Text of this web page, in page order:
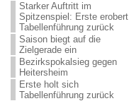
Starker Auftritt im
Spitzenspiel: Erste erobert
Tabellenführung zurück
Saison biegt auf die
Zielgerade ein
Bezirkspokalsieg gegen
Heitersheim
Erste holt sich
Tabellenführung zurück